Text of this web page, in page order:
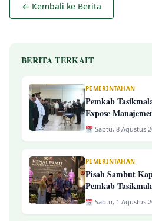
← Kembali ke Berita
BERITA TERKAIT
PEMERINTAHAN
Pemkab
Expose
Pengelolaan ASN
Sabtu, 8 Agustus
PEMERINTAHAN
Pisah Sambut
Pemkab
Kepemimpinan
Sabtu, 1 Agustus